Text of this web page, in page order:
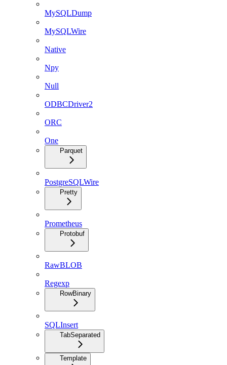
MySQLDump
MySQLWire
Native
Npy
Null
ODBCDriver2
ORC
One
Parquet
PostgreSQLWire
Pretty
Prometheus
Protobuf
RawBLOB
Regexp
RowBinary
SQLInsert
TabSeparated
Template